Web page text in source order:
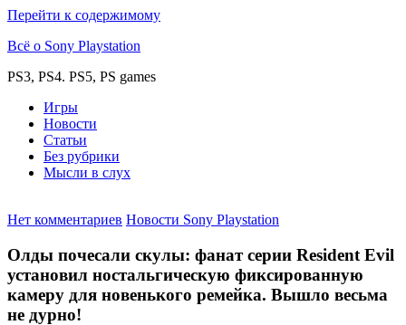
Перейти к содержимому
Всё о Sony Playstation
PS3, PS4. PS5, PS games
Игры
Новости
Статьи
Без рубрики
Мысли в слух
Нет комментариев Новости Sony Playstation
Олды почесали скулы: фанат серии Resident Evil
установил ностальгическую фиксированную
камеру для новенького ремейка. Вышло весьма
не дурно!